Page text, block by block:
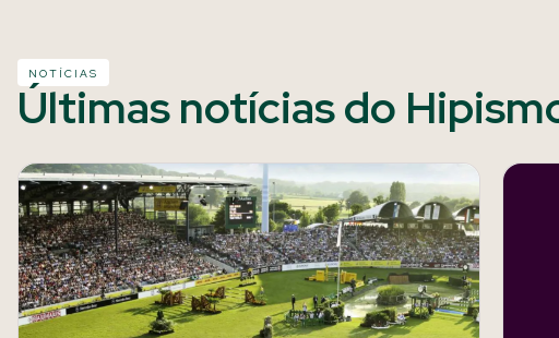
NOTÍCIAS
Últimas notícias do